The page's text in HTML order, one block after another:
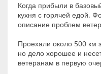
Когда прибыли в
кухня с горячей едой.
описание проблем
Проехали около 500 км
но дело хорошее и
ветеранам в первую